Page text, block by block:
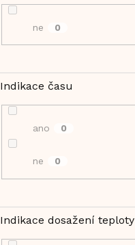
ne 0
Indikace času
ano 0
ne 0
Indikace dosažení teploty